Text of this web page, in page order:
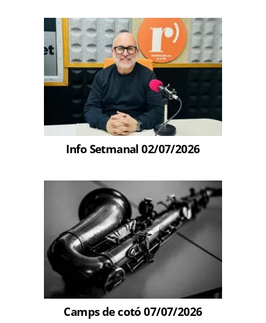
Info Setmanal 02/07/2026
Camps de cotó 07/07/2026